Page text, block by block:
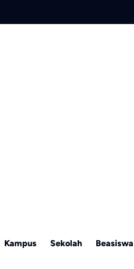
Kampus Sekolah Beasiswa